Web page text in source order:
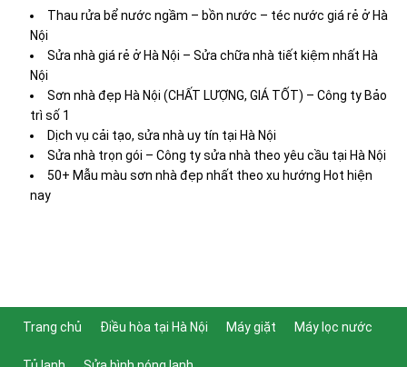
Thau rửa bể nước ngầm – bồn nước – téc nước giá rẻ ở Hà
Nội
Sửa nhà giá rẻ ở Hà Nội – Sửa chữa nhà tiết kiệm nhất Hà
Nội
Sơn nhà đẹp Hà Nội (CHẤT LƯỢNG, GIÁ TỐT) – Công ty Bảo
trì số 1
Dịch vụ cải tạo, sửa nhà uy tín tại Hà Nội
Sửa nhà trọn gói – Công ty sửa nhà theo yêu cầu tại Hà Nội
50+ Mẫu màu sơn nhà đẹp nhất theo xu hướng Hot hiện
nay
Trang chủ Điều hòa tại Hà Nội Máy giặt Máy lọc nước